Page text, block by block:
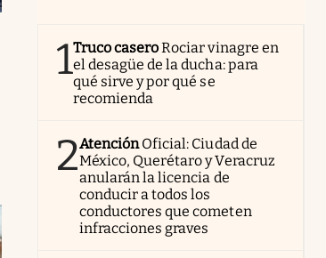
1Truco caseroRociar vinagre en
el desagüe de la ducha: para
qué sirve y por qué se
recomienda
2AtenciónOficial: Ciudad de
México, Querétaro y Veracruz
anularán la licencia de
conducir a todos los
conductores que cometen
infracciones graves